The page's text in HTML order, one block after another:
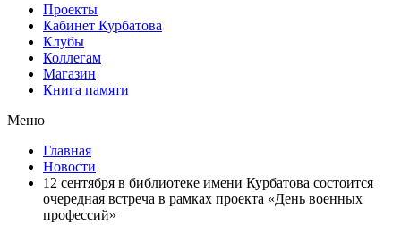
Проекты
Кабинет Курбатова
Клубы
Коллегам
Магазин
Книга памяти
Меню
Главная
Новости
12 сентября в библиотеке имени Курбатова состоится
очередная встреча в рамках проекта «День военных
профессий»